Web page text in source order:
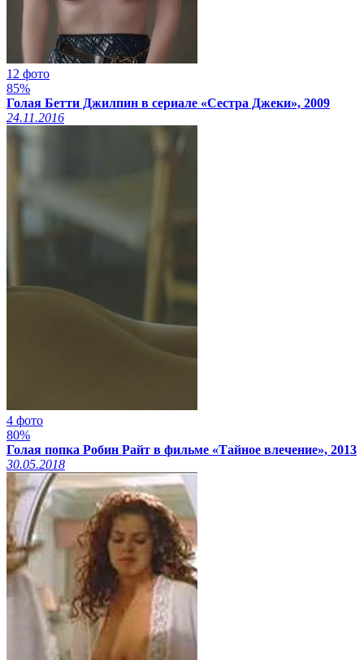
12 фото
85%
Голая Бетти Джилпин в сериале «Сестра Джеки», 2009
24.11.2016
4 фото
80%
Голая попка Робин Райт в фильме «Тайное влечение», 2013
30.05.2018